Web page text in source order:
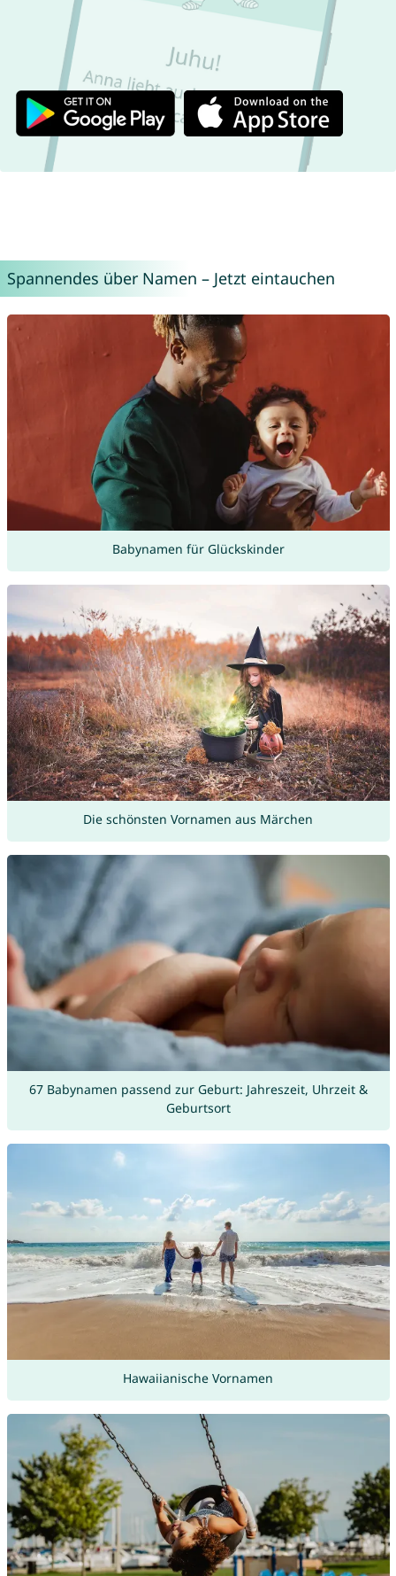
Spannendes über Namen – Jetzt eintauchen
Babynamen für Glückskinder
Die schönsten Vornamen aus Märchen
67 Babynamen passend zur Geburt: Jahreszeit, Uhrzeit &
Geburtsort
Hawaiianische Vornamen